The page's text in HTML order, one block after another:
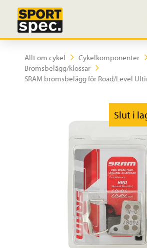
Allt om cykel Cykelkomponenter
Bromsbelägg/klossar
SRAM bromsbelägg för Road/Level
Slut i